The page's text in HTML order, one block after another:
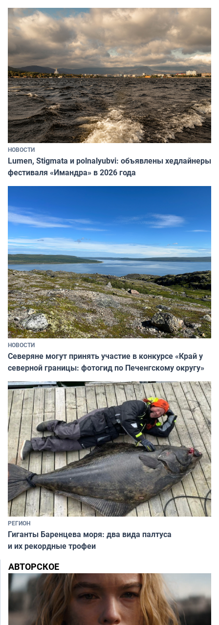
НОВОСТИ
Lumen, Stigmata и polnalyubvi: объявлены хедлайнеры
фестиваля «Имандра» в 2026 года
НОВОСТИ
Северяне могут принять участие в конкурсе «Край у
северной границы: фотогид по Печенгскому округу»
РЕГИОН
Гиганты Баренцева моря: два вида палтуса
и их рекордные трофеи
АВТОРСКОЕ